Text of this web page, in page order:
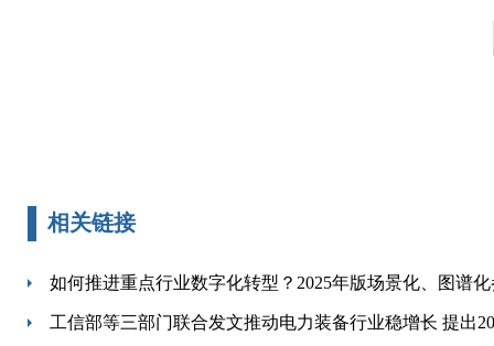
相关链接
如何推进重点行业数字化转型？2025年版场景化、图谱
工信部等三部门联合发文推动电力装备行业稳增长 提出